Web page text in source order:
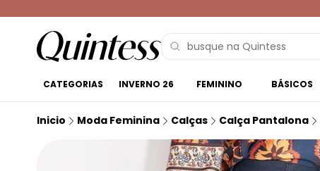
CATEGORIAS INVERNO 26 FEMININO BÁSICOS
Inicio Moda Feminina Calças Calça Pantalona